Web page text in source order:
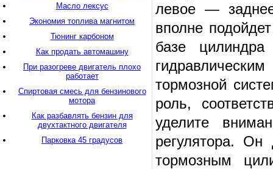
левое —
вполне
базе
тормозной
роль,
уделите
регулятора. Он
тормозным
Масло лексус
Экономия топлива магнитом
Тюнинг карбоном
Как продать автомашину
При разогреве двигатель плохо
работает
Спиртовая смесь для бензинового
мотора
Как разбавлять бензин для
двухтактного двигателя
Парковка 45 градусов